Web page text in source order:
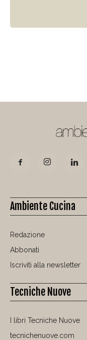
Ambiente Cucina
Redazione
Abbonati
Iscriviti alla newsletter
Tecniche Nuove
I libri Tecniche Nuove
tecnichenuove.com